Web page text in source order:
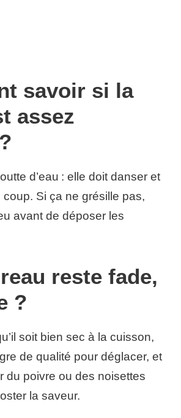
savoir si la
assez
d’eau : elle doit danser et
coup. Si ça ne grésille pas,
avant de déposer les
reste fade,
?
soit bien sec à la cuisson,
de qualité pour déglacer, et
du poivre ou des noisettes
la saveur.